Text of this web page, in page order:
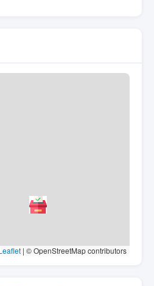
| © OpenStreetMap contributors